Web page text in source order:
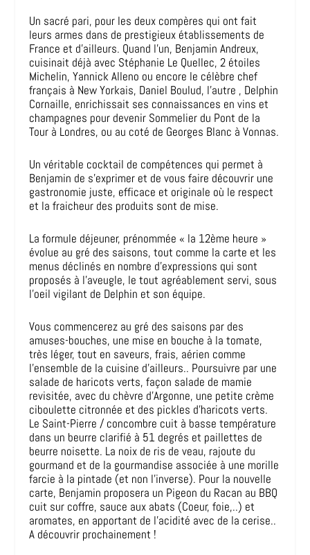
Un sacré pari, pour les deux compères qui ont fait
leurs armes dans de prestigieux établissements de
France et d’ailleurs. Quand l’un, Benjamin Andreux,
cuisinait déjà avec Stéphanie Le Quellec, 2 étoiles
Michelin, Yannick Alleno ou encore le célèbre chef
français à New Yorkais, Daniel Boulud, l’autre , Delphin
Cornaille, enrichissait ses connaissances en vins et
champagnes pour devenir Sommelier du Pont de la
Tour à Londres, ou au coté de Georges Blanc à Vonnas.
Un véritable cocktail de compétences qui permet à
Benjamin de s’exprimer et de vous faire découvrir une
gastronomie juste, efficace et originale où le respect
et la fraicheur des produits sont de mise.
La formule déjeuner, prénommée « la 12ème heure »
évolue au gré des saisons, tout comme la carte et les
menus déclinés en nombre d’expressions qui sont
proposés à l’aveugle, le tout agréablement servi, sous
l’oeil vigilant de Delphin et son équipe.
Vous commencerez au gré des saisons par des
amuses-bouches, une mise en bouche à la tomate,
très léger, tout en saveurs, frais, aérien comme
l’ensemble de la cuisine d’ailleurs.. Poursuivre par une
salade de haricots verts, façon salade de mamie
revisitée, avec du chèvre d’Argonne, une petite crème
ciboulette citronnée et des pickles d’haricots verts.
Le Saint-Pierre / concombre cuit à basse température
dans un beurre clarifié à 51 degrés et paillettes de
beurre noisette. La noix de ris de veau, rajoute du
gourmand et de la gourmandise associée à une morille
farcie à la pintade (et non l’inverse). Pour la nouvelle
carte, Benjamin proposera un Pigeon du Racan au BBQ
cuit sur coffre, sauce aux abats (Coeur, foie,..) et
aromates, en apportant de l’acidité avec de la cerise..
A découvrir prochainement !